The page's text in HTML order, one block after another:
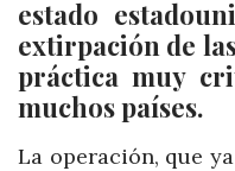
estado
extirpación de
práctica muy
muchos países.
La operación, que